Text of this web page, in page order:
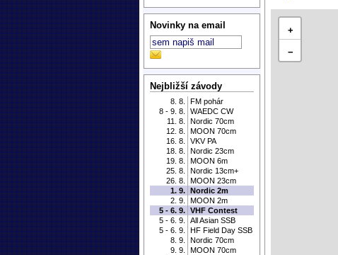
Novinky na email
Nejbližší závody
8. 8.
FM pohár
8 - 9. 8.
WAEDC CW
11. 8.
Nordic 70cm
12. 8.
MOON 70cm
16. 8.
VKV PA
18. 8.
Nordic 23cm
19. 8.
MOON 6m
25. 8.
Nordic 13cm+
26. 8.
MOON 23cm
1. 9. Nordic 2m
2. 9.
MOON 2m
5 - 6. 9. VHF Contest
5 - 6. 9.
All Asian SSB
5 - 6. 9.
HF Field Day SSB
8. 9.
Nordic 70cm
9. 9.
MOON 70cm
+
−